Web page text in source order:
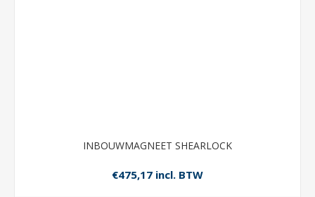
INBOUWMAGNEET SHEARLOCK
€475,17 incl. BTW